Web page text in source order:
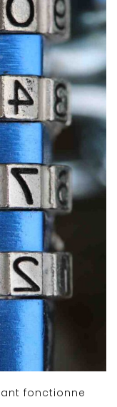
fonctionne